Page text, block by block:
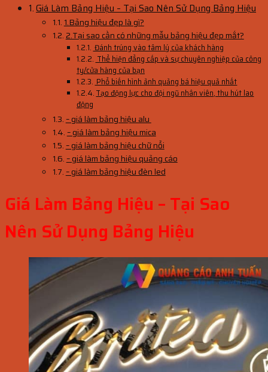
Giá Làm Bảng Hiệu – Tại Sao Nên Sử Dụng Bảng Hiệu
1.Bảng hiệu đẹp là gì?
2.Tại sao cần có những mẫu bảng hiệu đẹp mắt?
Đánh trúng vào tâm lý của khách hàng
Thể hiện đẳng cấp và sự chuyên nghiệp của công
ty/cửa hàng của bạn
Phổ biến hình ảnh quảng bá hiệu quả nhất
Tạo động lực cho đội ngũ nhân viên, thu hút lao
động
– giá làm bảng hiệu alu
– giá làm bảng hiệu mica
– giá làm bảng hiệu chữ nổi
– giá làm bảng hiệu quảng cáo
– giá làm bảng hiệu đèn led
Giá Làm Bảng Hiệu – Tại Sao
Nên Sử Dụng Bảng Hiệu